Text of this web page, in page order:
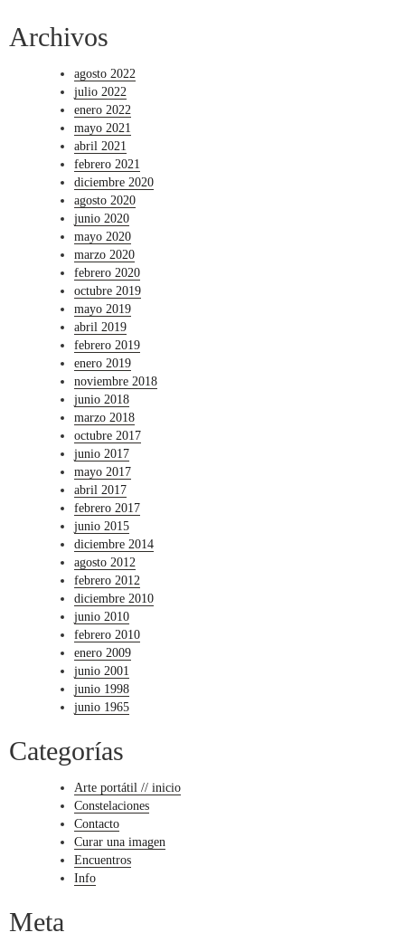
Archivos
agosto 2022
julio 2022
enero 2022
mayo 2021
abril 2021
febrero 2021
diciembre 2020
agosto 2020
junio 2020
mayo 2020
marzo 2020
febrero 2020
octubre 2019
mayo 2019
abril 2019
febrero 2019
enero 2019
noviembre 2018
junio 2018
marzo 2018
octubre 2017
junio 2017
mayo 2017
abril 2017
febrero 2017
junio 2015
diciembre 2014
agosto 2012
febrero 2012
diciembre 2010
junio 2010
febrero 2010
enero 2009
junio 2001
junio 1998
junio 1965
Categorías
Arte portátil // inicio
Constelaciones
Contacto
Curar una imagen
Encuentros
Info
Meta